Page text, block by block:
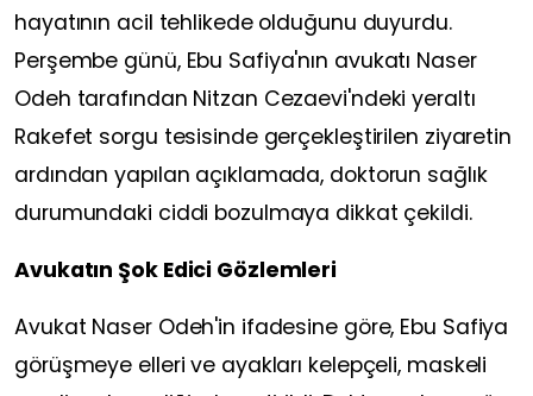
hayatının acil tehlikede olduğunu duyurdu.
Perşembe günü, Ebu Safiya'nın avukatı Naser
Odeh tarafından Nitzan Cezaevi'ndeki yeraltı
Rakefet sorgu tesisinde gerçekleştirilen ziyaretin
ardından yapılan açıklamada, doktorun sağlık
durumundaki ciddi bozulmaya dikkat çekildi.
Avukatın Şok Edici Gözlemleri
Avukat Naser Odeh'in ifadesine göre, Ebu Safiya
görüşmeye elleri ve ayakları kelepçeli, maskeli